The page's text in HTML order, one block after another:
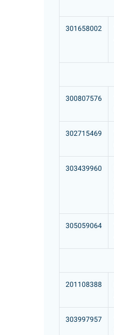
301658002
300807576
302715469
303439960
305059064
201108388
303997957